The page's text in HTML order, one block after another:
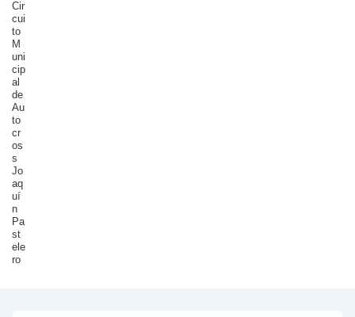
Cir
cui
to
M
uni
cip
al
de
Au
to
cr
os
s
Jo
aq
uí
n
Pa
st
ele
ro